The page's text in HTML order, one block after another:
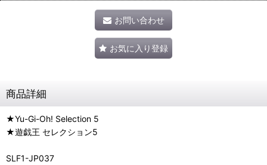
お問い合わせ
お気に入り登録
商品詳細
★Yu-Gi-Oh! Selection 5
★遊戯王 セレクション5
SLF1-JP037